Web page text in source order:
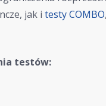
jak i testy COMBO
testów: